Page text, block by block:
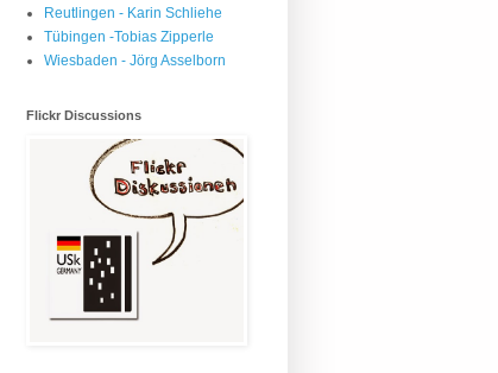
Reutlingen - Karin Schliehe
Tübingen -Tobias Zipperle
Wiesbaden - Jörg Asselborn
Flickr Discussions